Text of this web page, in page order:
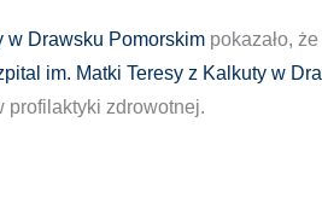
w Drawsku Pomorskim pokazało,
im. Matki Teresy z Kalkuty w
profilaktyki zdrowotnej.